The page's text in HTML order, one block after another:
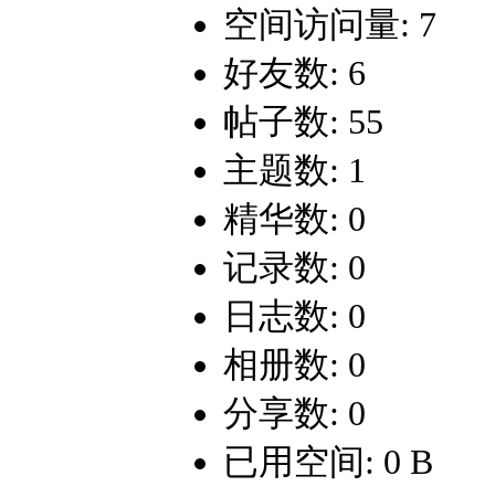
空间访问量: 7
好友数: 6
帖子数: 55
主题数: 1
精华数: 0
记录数: 0
日志数: 0
相册数: 0
分享数: 0
已用空间: 0 B